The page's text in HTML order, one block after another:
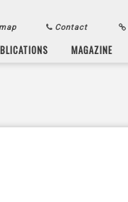
Contact
MAGAZINE